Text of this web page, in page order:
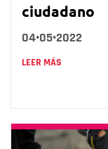
ciudadano
04•05•2022
LEER MÁS